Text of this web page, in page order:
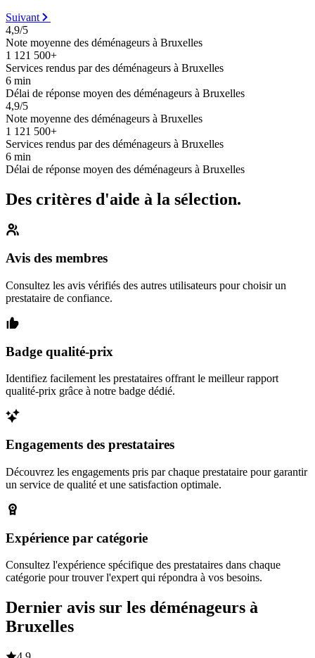
Suivant
4,9/5
Note moyenne des déménageurs à Bruxelles
1 121 500+
Services rendus par des déménageurs à Bruxelles
6 min
Délai de réponse moyen des déménageurs à Bruxelles
4,9/5
Note moyenne des déménageurs à Bruxelles
1 121 500+
Services rendus par des déménageurs à Bruxelles
6 min
Délai de réponse moyen des déménageurs à Bruxelles
Des critères d'aide à la sélection.
Avis des membres
Consultez les avis vérifiés des autres utilisateurs pour choisir un
prestataire de confiance.
Badge qualité-prix
Identifiez facilement les prestataires offrant le meilleur rapport
qualité-prix grâce à notre badge dédié.
Engagements des prestataires
Découvrez les engagements pris par chaque prestataire pour garantir
un service de qualité et une satisfaction optimale.
Expérience par catégorie
Consultez l'expérience spécifique des prestataires dans chaque
catégorie pour trouver l'expert qui répondra à vos besoins.
Dernier avis sur les déménageurs à
Bruxelles